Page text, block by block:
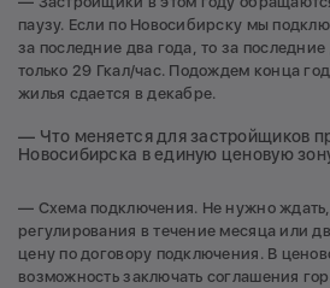
паузу. Если по Новосибирску мы
за последние два года, то за
только 29 Гкал/час. Подождем конца
жилья сдается в декабре.
— Что меняется для застройщиков
Новосибирска в единую ценовую
— Схема подключения. Не нужно ждать,
регулирования в течение месяца или
цену по договору подключения. В
возможность заключать соглашения